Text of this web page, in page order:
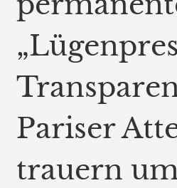
Pariser
trauern